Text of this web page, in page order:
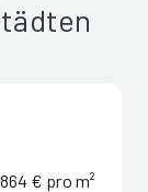
€ pro m²